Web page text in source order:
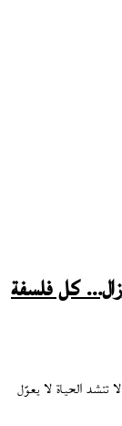
كل فلسفة
الحياة لا يعوّل